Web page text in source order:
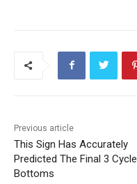
Previous article
This Sign Has Accurately
Predicted The Final 3 Cycle
Bottoms